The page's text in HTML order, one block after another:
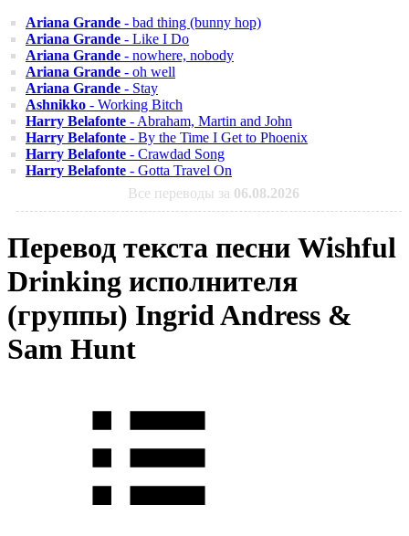
Ariana Grande - bad thing (bunny hop)
Ariana Grande - Like I Do
Ariana Grande - nowhere, nobody
Ariana Grande - oh well
Ariana Grande - Stay
Ashnikko - Working Bitch
Harry Belafonte - Abraham, Martin and John
Harry Belafonte - By the Time I Get to Phoenix
Harry Belafonte - Crawdad Song
Harry Belafonte - Gotta Travel On
Все переводы за 06.08.2026
Перевод текста песни Wishful
Drinking исполнителя
(группы) Ingrid Andress &
Sam Hunt